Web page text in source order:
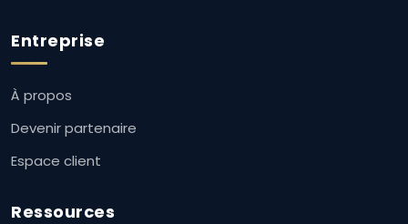
Entreprise
À propos
Devenir partenaire
Espace client
Ressources